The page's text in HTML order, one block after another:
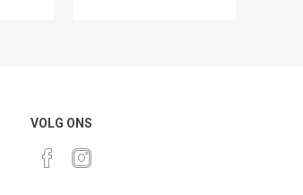
VOLG ONS